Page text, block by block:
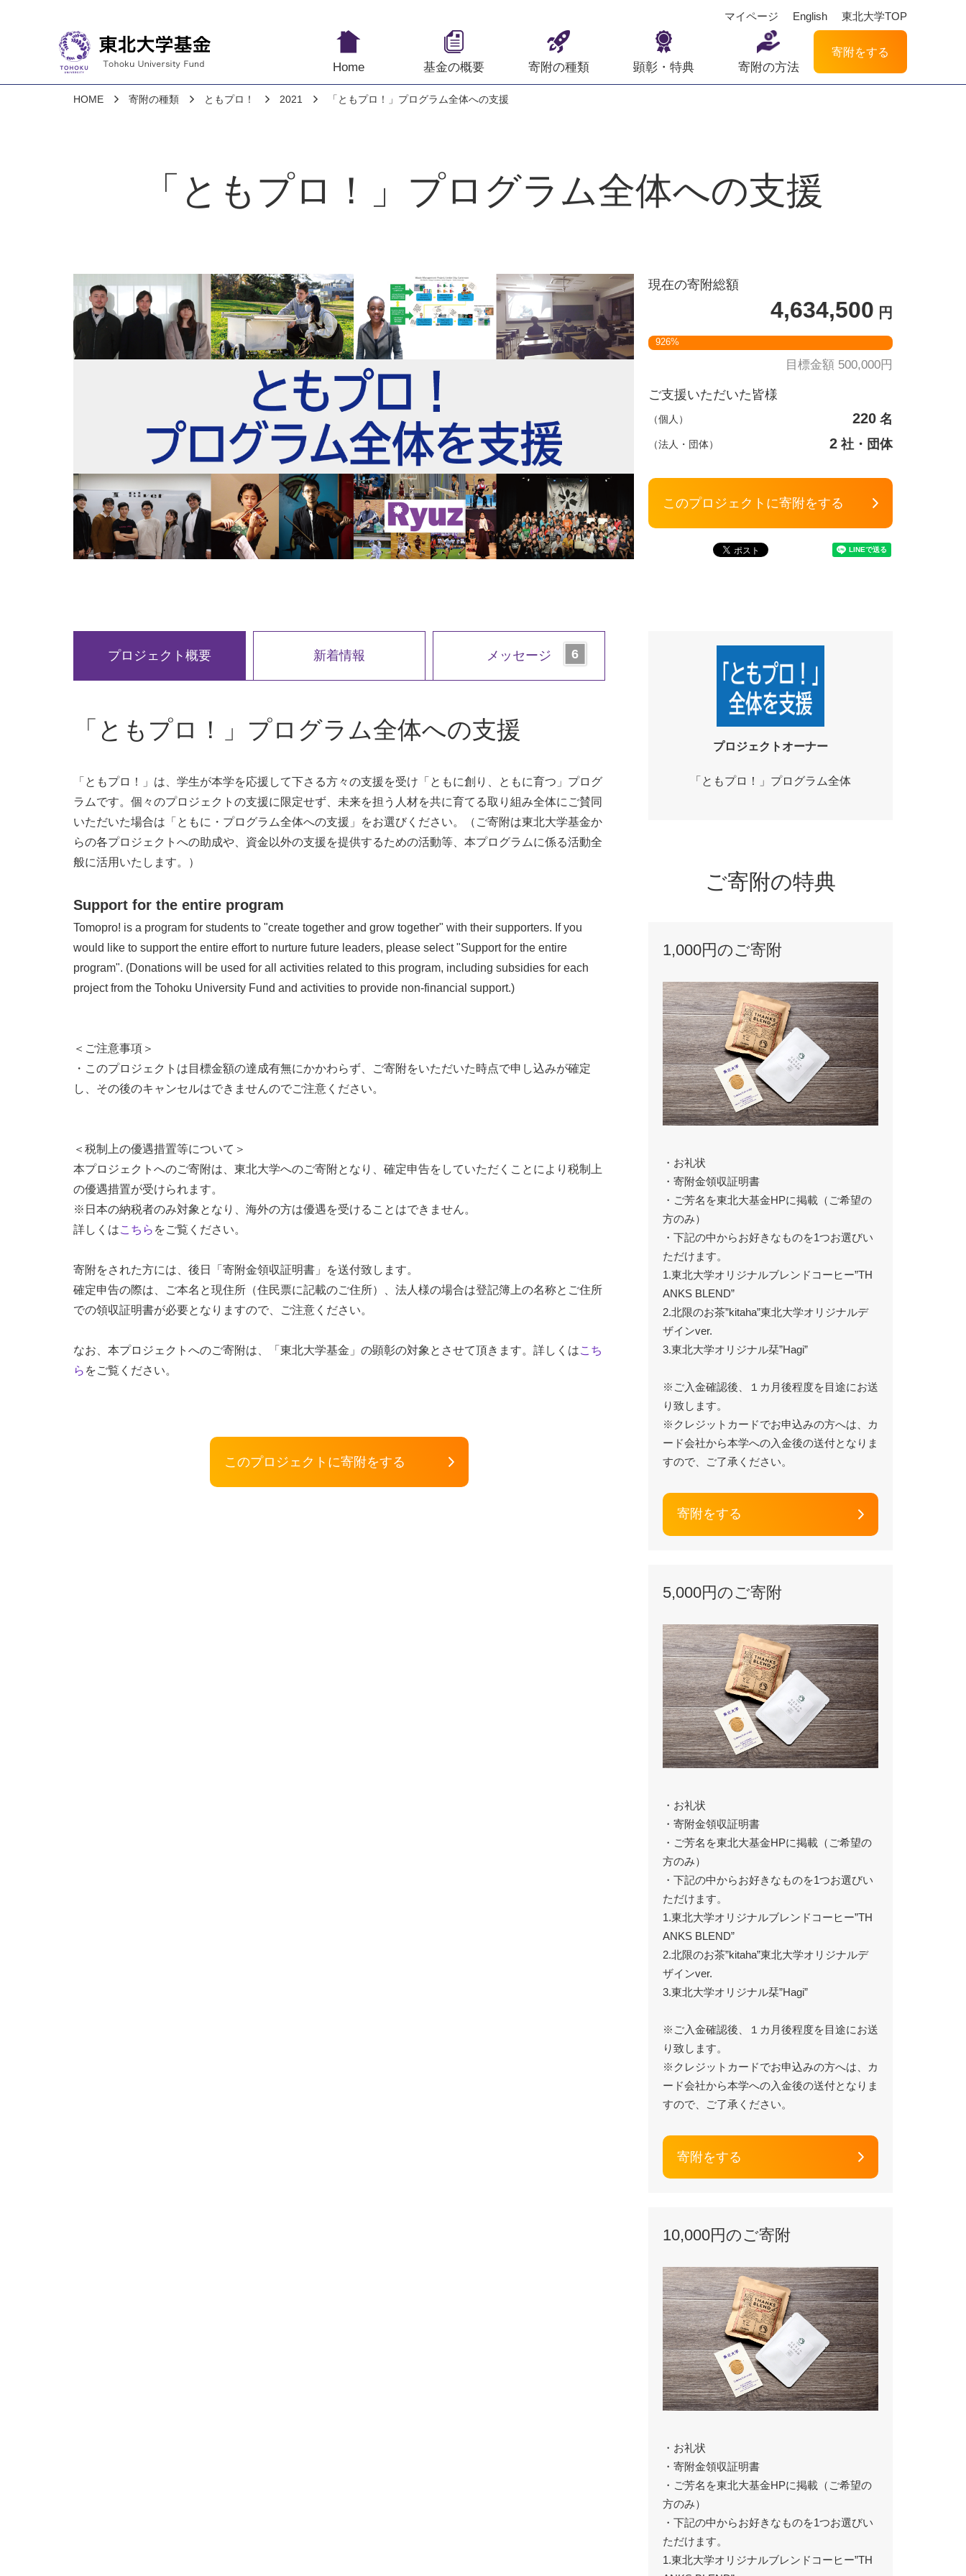
マイページ English 東北大学TOP
Home 基金の概要 寄附の種類 顕彰・特典 寄附の方法
寄附をする
HOME 寄附の種類 ともプロ！ 2021 「ともプロ！」プログラム全体への支援
「ともプロ！」プログラム全体への支援
現在の寄附総額
4,634,500 円
926%
目標金額 500,000円
ご支援いただいた皆様
（個人） 220 名
（法人・団体） 2 社・団体
このプロジェクトに寄附をする
プロジェクト概要 新着情報 メッセージ
「ともプロ！」プログラム全体への支援
「ともプロ！」は、学生が本学を応援して下さる方々の支援を受け「ともに創り、ともに育つ」プログ
ラムです。個々のプロジェクトの支援に限定せず、未来を担う人材を共に育てる取り組み全体にご賛同
いただいた場合は「ともに・プログラム全体への支援」をお選びください。（ご寄附は東北大学基金か
らの各プロジェクトへの助成や、資金以外の支援を提供するための活動等、本プログラムに係る活動全
般に活用いたします。）
Support for the entire program
Tomopro! is a program for students to "create together and grow together" with their supporters. If you
would like to support the entire effort to nurture future leaders, please select "Support for the entire
program". (Donations will be used for all activities related to this program, including subsidies for each
project from the Tohoku University Fund and activities to provide non-financial support.)
＜ご注意事項＞
・このプロジェクトは目標金額の達成有無にかかわらず、ご寄附をいただいた時点で申し込みが確定
し、その後のキャンセルはできませんのでご注意ください。
＜税制上の優遇措置等について＞
本プロジェクトへのご寄附は、東北大学へのご寄附となり、確定申告をしていただくことにより税制上
の優遇措置が受けられます。
※日本の納税者のみ対象となり、海外の方は優遇を受けることはできません。
詳しくはこちら をご覧ください。
寄附をされた方には、後日「寄附金領収証明書」を送付致します。
確定申告の際は、ご本名と現住所（住民票に記載のご住所）、法人様の場合は登記簿上の名称とご住所
での領収証明書が必要となりますので、ご注意ください。
なお、本プロジェクトへのご寄附は、「東北大学基金」の顕彰の対象とさせて頂きます。詳しくはこち
ら をご覧ください。
このプロジェクトに寄附をする
プロジェクトオーナー
「ともプロ！」プログラム全体
ご寄附の特典
1,000円のご寄附
・お礼状
・寄附金領収証明書
・ご芳名を東北大基金HPに掲載（ご希望の
方のみ）
・下記の中からお好きなものを1つお選びい
ただけます。
1.東北大学オリジナルブレンドコーヒー”TH
ANKS BLEND”
2.北限のお茶”kitaha”東北大学オリジナルデ
ザインver.
3.東北大学オリジナル栞”Hagi”
※ご入金確認後、１カ月後程度を目途にお送
り致します。
※クレジットカードでお申込みの方へは、カ
ード会社から本学への入金後の送付となりま
すので、ご了承ください。
寄附をする
5,000円のご寄附
・お礼状
・寄附金領収証明書
・ご芳名を東北大基金HPに掲載（ご希望の
方のみ）
・下記の中からお好きなものを1つお選びい
ただけます。
1.東北大学オリジナルブレンドコーヒー”TH
ANKS BLEND”
2.北限のお茶”kitaha”東北大学オリジナルデ
ザインver.
3.東北大学オリジナル栞”Hagi”
※ご入金確認後、１カ月後程度を目途にお送
り致します。
※クレジットカードでお申込みの方へは、カ
ード会社から本学への入金後の送付となりま
すので、ご了承ください。
寄附をする
10,000円のご寄附
・お礼状
・寄附金領収証明書
・ご芳名を東北大基金HPに掲載（ご希望の
方のみ）
・下記の中からお好きなものを1つお選びい
ただけます。
1.東北大学オリジナルブレンドコーヒー”TH